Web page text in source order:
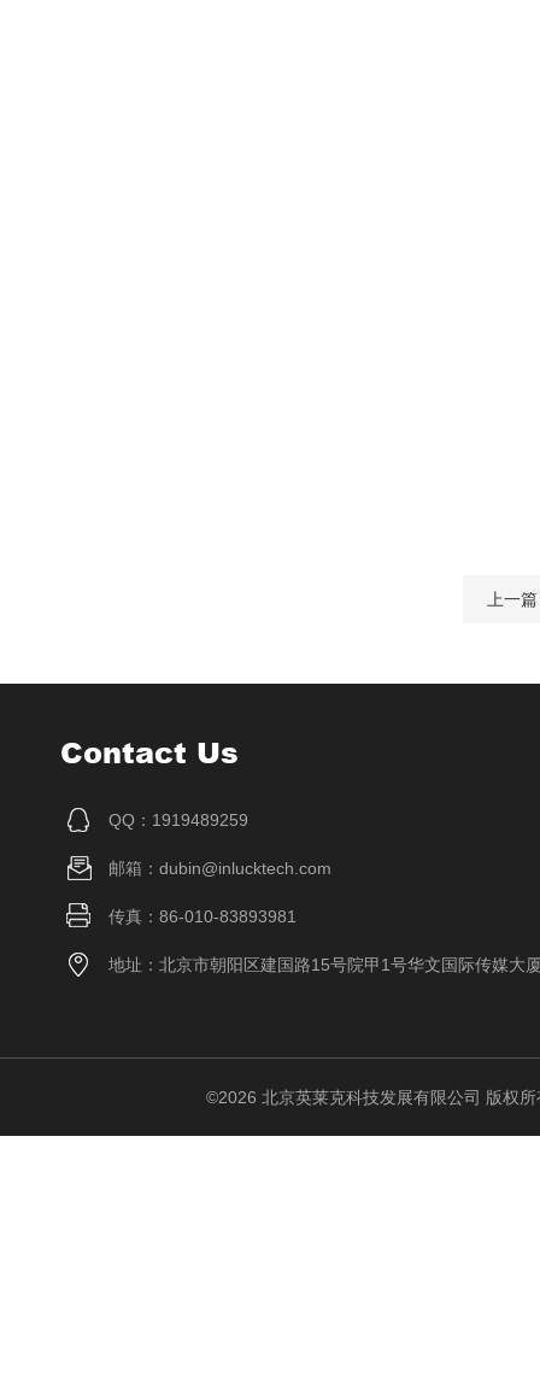
上一
Contact Us
QQ：1919489259
邮箱：dubin@inlucktech.com
传真：86-010-83893981
地址：北京市朝阳区建国路15号院甲1号华文国际传媒大
©2026 北京英莱克科技发展有限公司 版